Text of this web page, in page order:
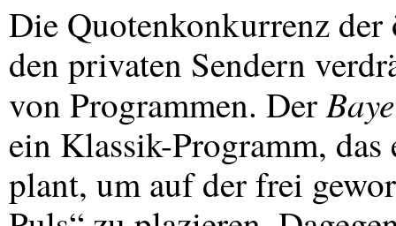
Die Quotenkonkurrenz
den privaten Sendern
von Programmen. Der
ein Klassik-Programm,
plant, um auf der frei